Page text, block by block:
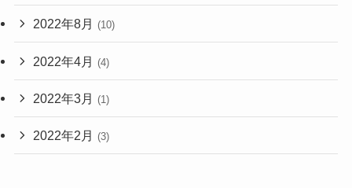
2022年8月 (10)
2022年4月 (4)
2022年3月 (1)
2022年2月 (3)